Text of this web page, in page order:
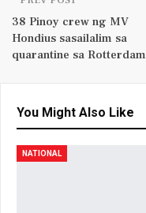
38 Pinoy crew ng MV
Hondius sasailalim sa
quarantine sa Rotterdam
You Might Also Like
NATIONAL